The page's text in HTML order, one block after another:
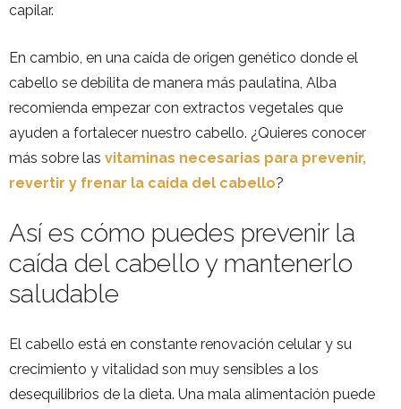
capilar.
En cambio, en una caída de origen genético donde el
cabello se debilita de manera más paulatina, Alba
recomienda empezar con extractos vegetales que
ayuden a fortalecer nuestro cabello. ¿Quieres conocer
más sobre las vitaminas necesarias para prevenir,
revertir y frenar la caída del cabello?
Así es cómo puedes prevenir la
caída del cabello y mantenerlo
saludable
El cabello está en constante renovación celular y su
crecimiento y vitalidad son muy sensibles a los
desequilibrios de la dieta. Una mala alimentación puede